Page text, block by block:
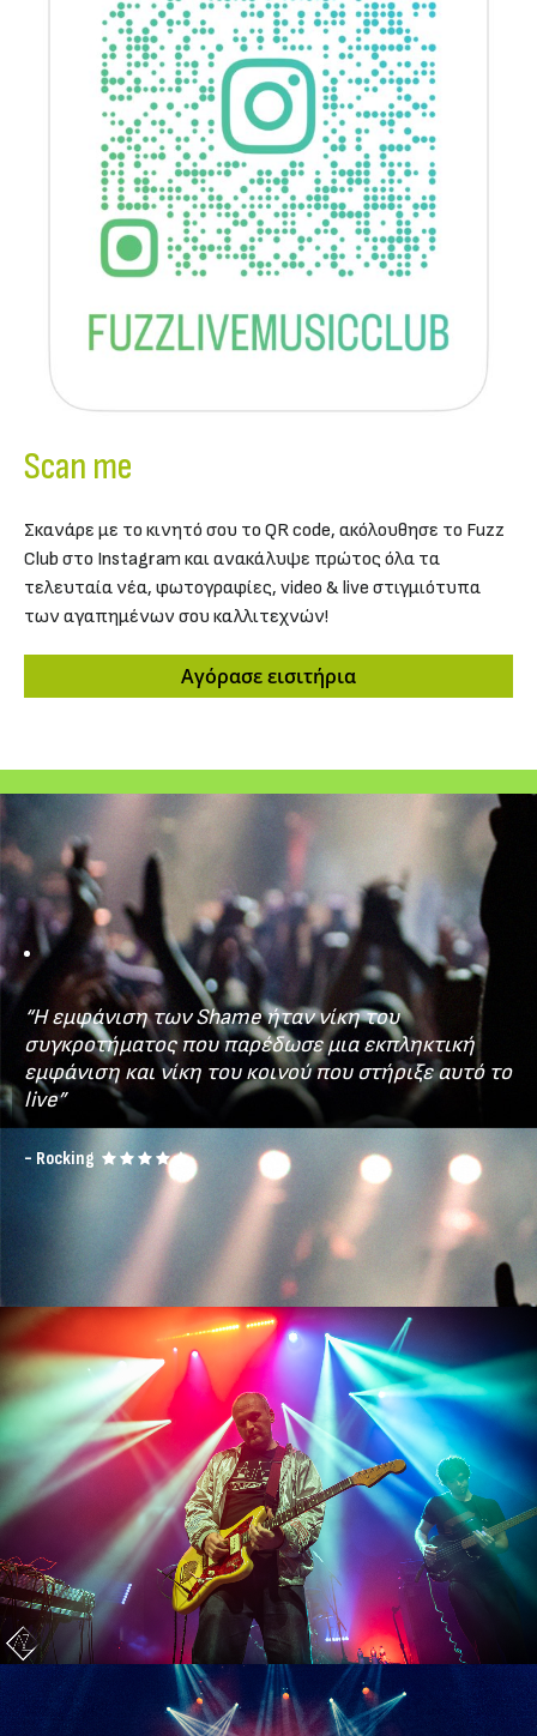
Scan me
Σκανάρε με το κινητό σου το QR code, ακόλουθησε το Fuzz
Club στο Ιnstagram και ανακάλυψε πρώτος όλα τα
τελευταία νέα, φωτογραφίες, video & live στιγμιότυπα
των αγαπημένων σου καλλιτεχνών!
Αγόρασε εισιτήρια
“Η εμφάνιση των Shame ήταν νίκη του
συγκροτήματος που παρέδωσε μια εκπληκτική
εμφάνιση και νίκη του κοινού που στήριξε αυτό το
live”
- Rocking